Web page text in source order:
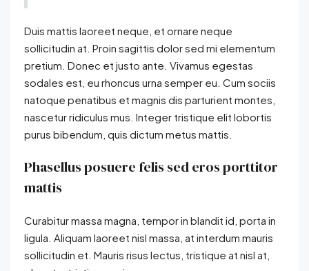
Duis mattis laoreet neque, et ornare neque
sollicitudin at. Proin sagittis dolor sed mi elementum
pretium. Donec et justo ante. Vivamus egestas
sodales est, eu rhoncus urna semper eu. Cum sociis
natoque penatibus et magnis dis parturient montes,
nascetur ridiculus mus. Integer tristique elit lobortis
purus bibendum, quis dictum metus mattis.
Phasellus posuere felis sed eros porttitor
mattis
Curabitur massa magna, tempor in blandit id, porta in
ligula. Aliquam laoreet nisl massa, at interdum mauris
sollicitudin et. Mauris risus lectus, tristique at nisl at,